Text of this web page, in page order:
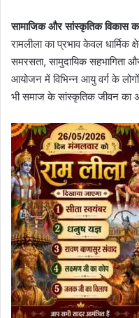
सामाजिक और सांस्कृतिक विकास
रामलीला का प्रभाव केवल धार्मिक
समरसता, सामुदायिक सहभागिता
आयोजन में विभिन्न आयु वर्ग के लोगों
भी समाज के सांस्कृतिक जीवन का